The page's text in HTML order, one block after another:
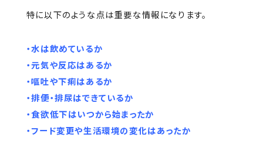
特に以下のような点は重要な情報になります。
・水は飲めているか
・元気や反応はあるか
・嘔吐や下痢はあるか
・排便・排尿はできているか
・食欲低下はいつから始まったか
・フード変更や生活環境の変化はあったか